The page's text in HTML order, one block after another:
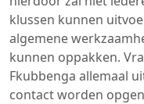
klussen kunnen
algemene
kunnen oppakken.
Fkubbenga allemaal
contact worden